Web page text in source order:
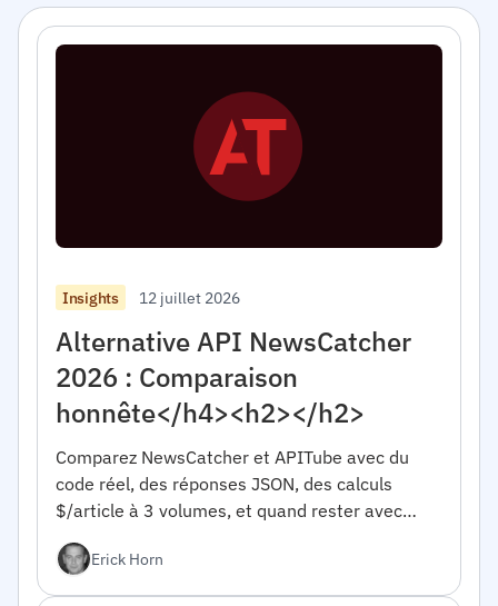
Insights 12 juillet 2026
Alternative API NewsCatcher
2026 : Comparaison
honnête</h4><h2></h2>
Comparez NewsCatcher et APITube avec du
code réel, des réponses JSON, des calculs
$/article à 3 volumes, et quand rester avec
<h2></h2>
Erick Horn